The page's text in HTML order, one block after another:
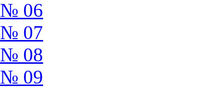
№ 06
№ 07
№ 08
№ 09